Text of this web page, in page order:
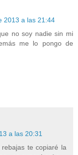
2013 a las 21:44
no soy nadie sin mi
me lo pongo de
a las 20:31
te copiaré la